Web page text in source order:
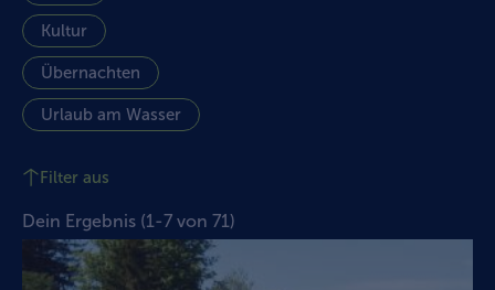
Kultur
Übernachten
Urlaub am Wasser
Filter aus
Dein Ergebnis (1-7 von 71)